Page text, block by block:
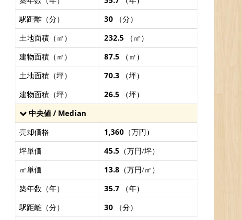
駅距離（分）
30 （分）
土地面積（㎡）
232.5 （㎡）
建物面積（㎡）
87.5 （㎡）
土地面積（坪）
70.3 （坪）
建物面積（坪）
26.5 （坪）
中央値 / Median
売却価格
1,360 （万円）
坪単価
45.5 （万円/坪）
㎡単価
13.8 （万円/㎡）
築年数（年）
35.7 （年）
駅距離（分）
30 （分）